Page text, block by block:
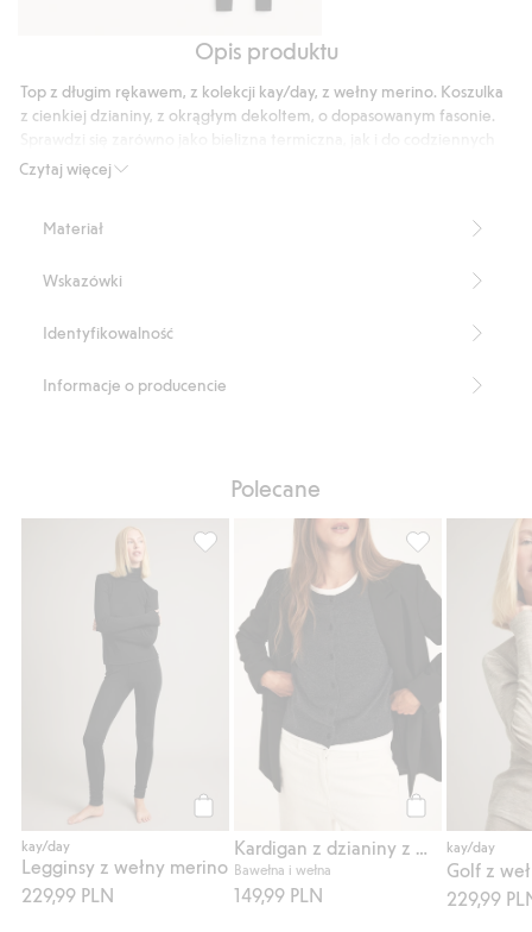
wełny
Legginsy
wełny
Opis produktu
Czytaj więcej
Top z długim rękawem, z kolekcji kay/day, z wełny merino. Koszulka
z cienkiej dzianiny, z okrągłym dekoltem, o dopasowanym fasonie.
aktywności.
Okrągły dekolt
Długość: 58 cm w rozmiarze S
Numer artykułu:471243
Materiał
Wskazówki
Identyfikowalność
Informacje o producencie
Polecane
kay/day
Legginsy z wełny merino
229,99 PLN
Legginsy z wełny merino, Dodaj do listy
Bawełna i wełna
149,99 PLN
Kardigan z
kay/day
Golf z
229,99